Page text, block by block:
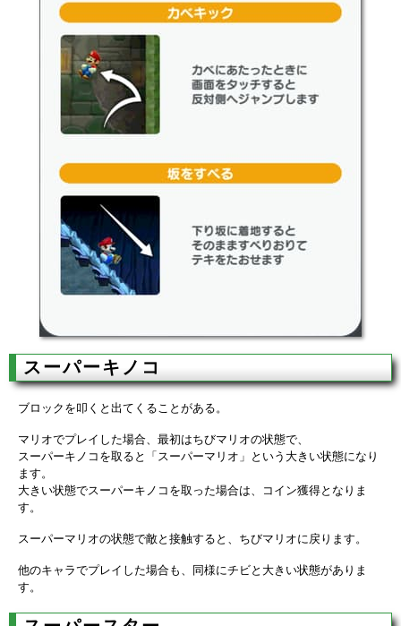
スーパーキノコ
ブロックを叩くと出てくることがある。
マリオでプレイした場合、最初はちびマリオの状態で、
スーパーキノコを取ると「スーパーマリオ」という大きい状態になり
ます。
大きい状態でスーパーキノコを取った場合は、コイン獲得となりま
す。
スーパーマリオの状態で敵と接触すると、ちびマリオに戻ります。
他のキャラでプレイした場合も、同様にチビと大きい状態がありま
す。